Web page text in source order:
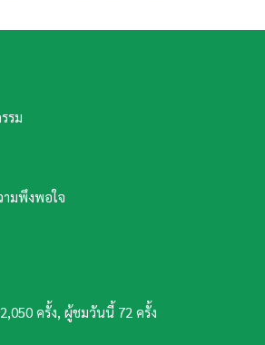
รม
ามพึงพอใจ
ครั้ง, ผู้ชมวันนี้ 72 ครั้ง